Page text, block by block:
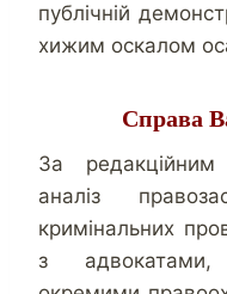
публічній
хижим оскалом
Справа
За
аналіз
кримінальних
з адвокатами,